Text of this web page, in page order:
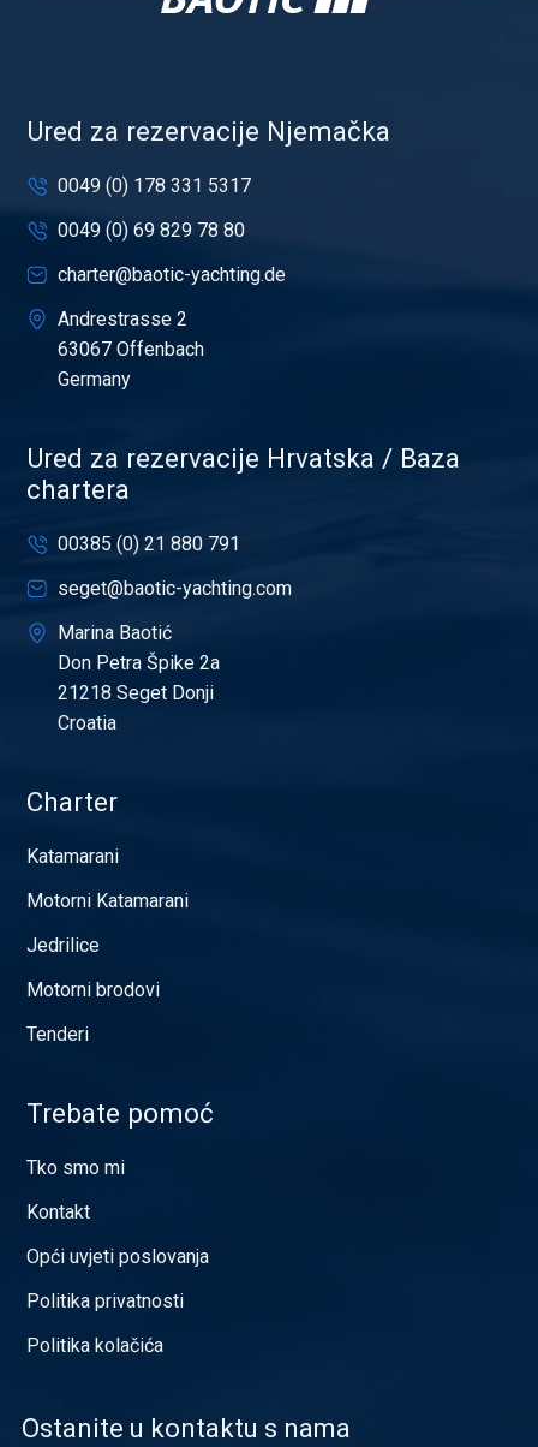
Ured za rezervacije Njemačka
0049 (0) 178 331 5317
0049 (0) 69 829 78 80
charter@baotic-yachting.de
Andrestrasse 2
63067 Offenbach
Germany
Ured za rezervacije Hrvatska / Baza
chartera
00385 (0) 21 880 791
seget@baotic-yachting.com
Marina Baotić
Don Petra Špike 2a
21218 Seget Donji
Croatia
Charter
Katamarani
Motorni Katamarani
Jedrilice
Motorni brodovi
Tenderi
Trebate pomoć
Tko smo mi
Kontakt
Opći uvjeti poslovanja
Politika privatnosti
Politika kolačića
Ostanite u kontaktu s nama